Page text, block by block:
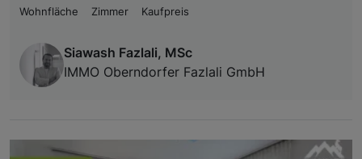
Wohnfläche
Zimmer Kaufpreis
Siawash Fazlali, MSc
IMMO Oberndorfer Fazlali GmbH